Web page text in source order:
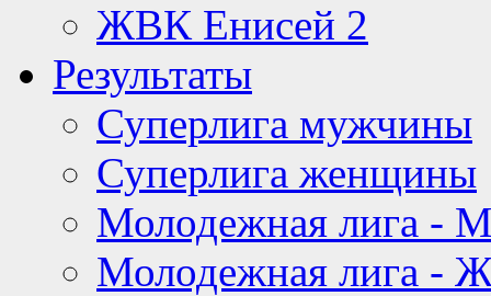
ЖВК Енисей 2
Результаты
Суперлига мужчины
Суперлига женщины
Молодежная лига -
Молодежная лига -